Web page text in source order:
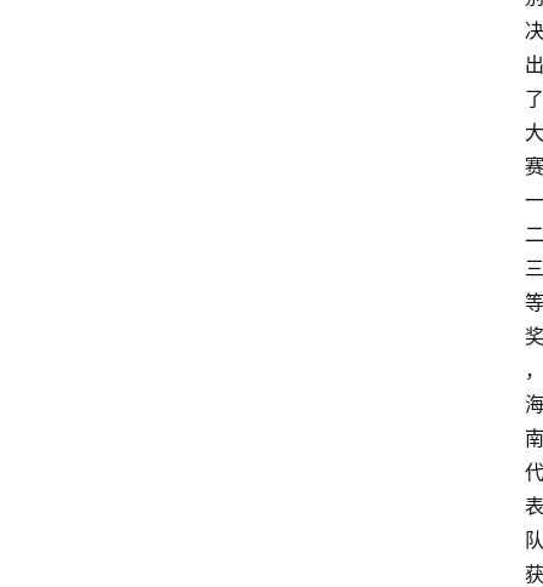
决
出
了
大
赛
一
二
三
等
奖
，
海
南
代
表
队
获